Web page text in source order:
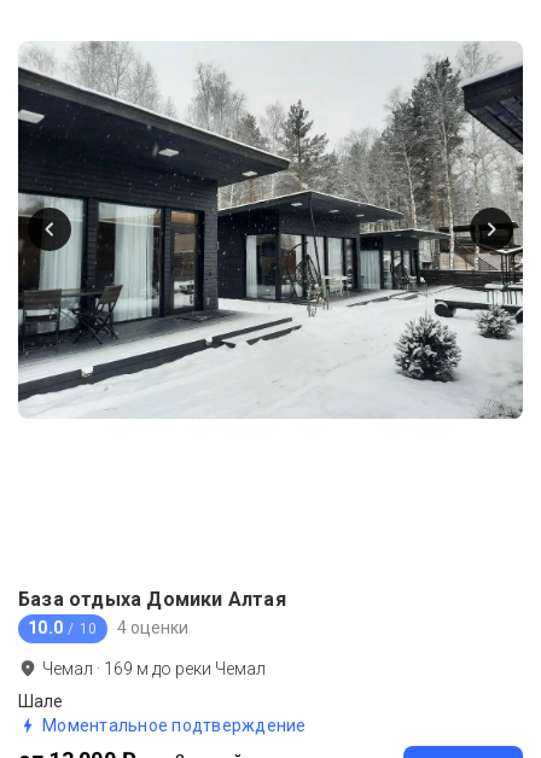
База отдыха Домики Алтая
10.0 / 10 4 оценки
Чемал · 169 м до реки Чемал
Шале
Моментальное подтверждение